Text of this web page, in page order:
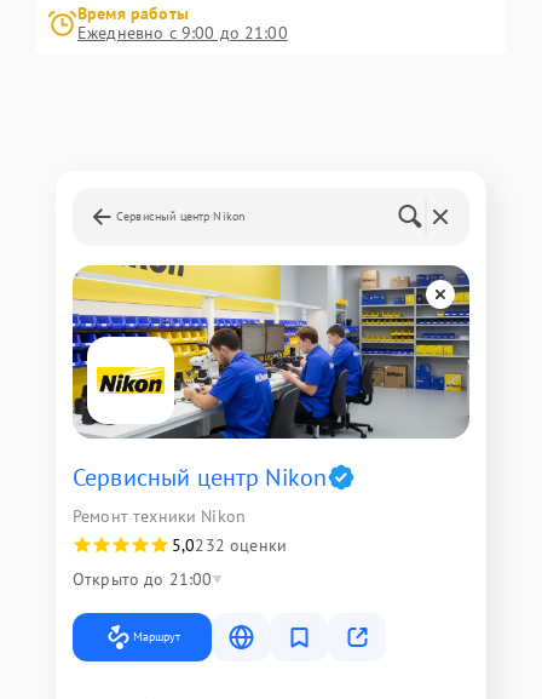
Время работы
Ежедневно с 9:00 до 21:00
Сервисный центр Nikon
Сервисный центр Nikon
Ремонт техники Nikon
5,0232 оценки
Открыто до 21:00
Маршрут